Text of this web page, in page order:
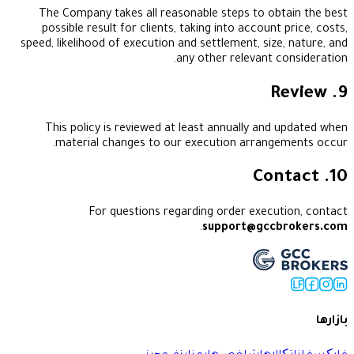
The Company takes all reasonable steps to
possible result for clients, taking into
speed, likelihood of execution and settlement,
any other relevant
This policy is reviewed at least annually and
material changes to our execution
For questions regarding order
.